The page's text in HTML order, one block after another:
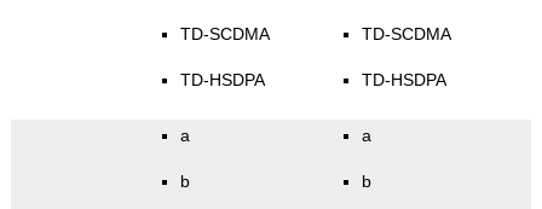
TD-SCDMA
TD-HSDPA
TD-SCDMA
TD-HSDPA
a
b
a
b